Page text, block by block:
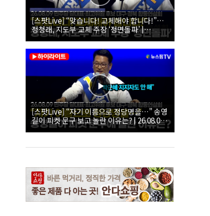
[스팟Live] “맞습니다! 교체해야 합니다!”…
정청래, 지도부 교체 주장 ‘정면돌파’ |
26.08.09 더불어민주당 당대표·최고위원 후
보 대구·경북 합동연설회
[스팟Live] “자기 이름으로 정당명을…” 송영
길이 피켓 문구 보고 놀란 이유는? | 26.08.09
더불어민주당 당대표·최고위원 후보 대구·경